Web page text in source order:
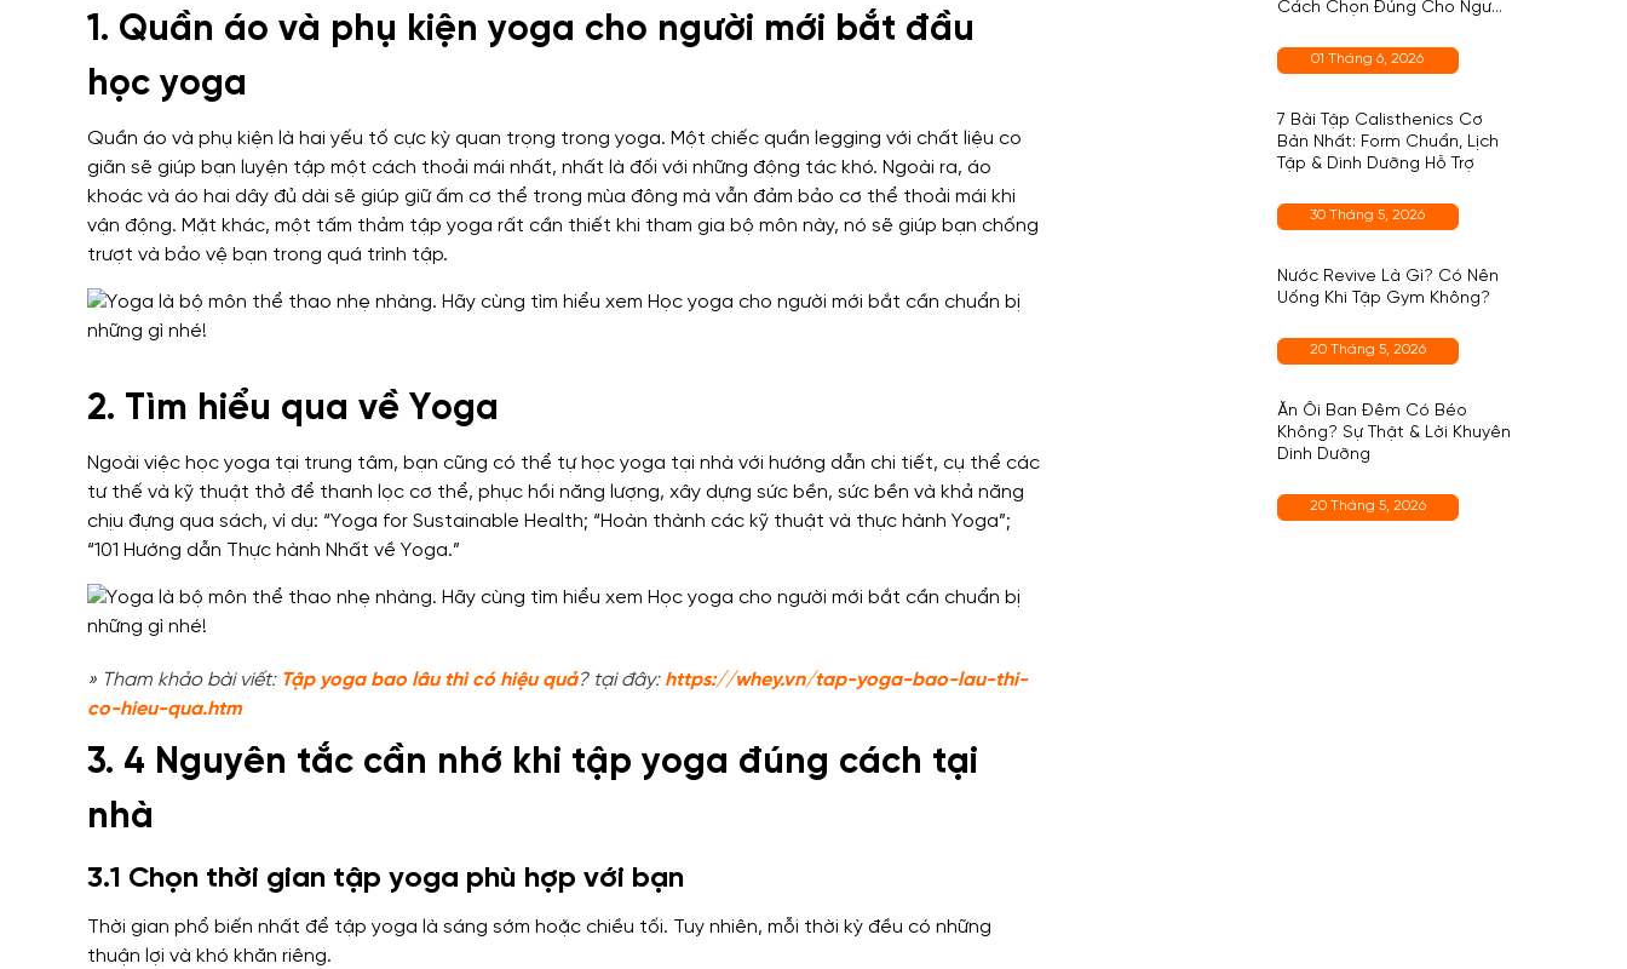
1. Quần áo và phụ kiện yoga cho người mới bắt đầu
học yoga
Quần áo và phụ kiện là hai yếu tố cực kỳ quan trọng trong yoga. Một chiếc quần legging với chất liệu co
giãn sẽ giúp bạn luyện tập một cách thoải mái nhất, nhất là đối với những động tác khó. Ngoài ra, áo
khoác và áo hai dây đủ dài sẽ giúp giữ ấm cơ thể trong mùa đông mà vẫn đảm bảo cơ thể thoải mái khi
vận động. Mặt khác, một tấm thảm tập yoga rất cần thiết khi tham gia bộ môn này, nó sẽ giúp bạn chống
trượt và bảo vệ bạn trong quá trình tập.
2. Tìm hiểu qua về Yoga
Ngoài việc học yoga tại trung tâm, bạn cũng có thể tự học yoga tại nhà với hướng dẫn chi tiết, cụ thể các
tư thế và kỹ thuật thở để thanh lọc cơ thể, phục hồi năng lượng, xây dựng sức bền, sức bền và khả năng
chịu đựng qua sách, ví dụ: “Yoga for Sustainable Health; “Hoàn thành các kỹ thuật và thực hành Yoga”;
“101 Hướng dẫn Thực hành Nhất về Yoga.”
» Tham khảo bài viết: Tập yoga bao lâu thì có hiệu quả? tại đây: https://whey.vn/tap-yoga-bao-lau-thi-
co-hieu-qua.htm
3. 4 Nguyên tắc cần nhớ khi tập yoga đúng cách tại
nhà
3.1 Chọn thời gian tập yoga phù hợp với bạn
Thời gian phổ biến nhất để tập yoga là sáng sớm hoặc chiều tối. Tuy nhiên, mỗi thời kỳ đều có những
thuận lợi và khó khăn riêng.
Cách Chọn Đúng Cho Người
01 Tháng 6, 2026
7 Bài Tập Calisthenics Cơ
Bản Nhất: Form Chuẩn, Lịch
Tập & Dinh Dưỡng Hỗ Trợ
30 Tháng 5, 2026
Nước Revive Là Gì? Có Nên
Uống Khi Tập Gym Không?
20 Tháng 5, 2026
Ăn Ổi Ban Đêm Có Béo
Không? Sự Thật & Lời Khuyên
Dinh Dưỡng
20 Tháng 5, 2026